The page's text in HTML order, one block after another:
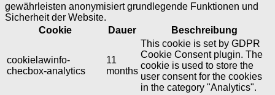
gewährleisten anonymisiert grundlegende Funktionen und
Sicherheit der Website.
Cookie
Dauer Beschreibung
cookielawinfo-
checbox-analytics
11
months
This cookie is set by GDPR
Cookie Consent plugin. The
cookie is used to store the
user consent for the cookies
in the category "Analytics".